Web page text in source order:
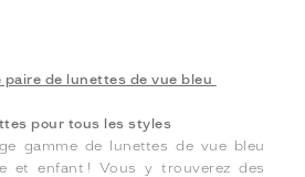
paire de lunettes de vue bleu
pour tous les styles
gamme de lunettes de vue bleu
et enfant ! Vous y trouverez des